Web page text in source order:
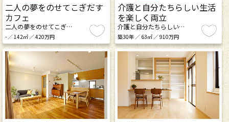
二人の夢をのせてこぎだす
カフェ
二人の夢をのせてこぎ…
- ／ 142㎡ ／ 420万円
介護と自分たちらしい生活
を楽しく両立
介護と自分たちらしい…
築30年 ／ 63㎡ ／ 910万円